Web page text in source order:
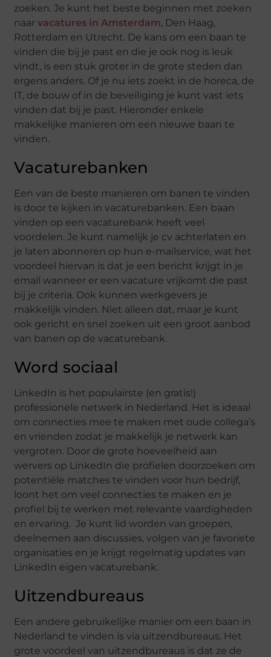
zoeken. Je kunt het beste beginnen met zoeken
naarvacatures in Amsterdam, Den Haag,
Rotterdam en Utrecht. De kans om een baan te
vinden die bij je past en die je ook nog is leuk
vindt, is een stuk groter in de grote steden dan
ergens anders. Of je nu iets zoekt in de horeca, de
IT, de bouw of in de beveiliging je kunt vast iets
vinden dat bij je past. Hieronder enkele
makkelijke manieren om een nieuwe baan te
vinden.
Vacaturebanken
Een van de beste manieren om banen te vinden
is door te kijken in vacaturebanken. Een baan
vinden op een vacaturebank heeft veel
voordelen. Je kunt namelijk je cv achterlaten en
je laten abonneren op hun e-mailservice, wat het
voordeel hiervan is dat je een bericht krijgt in je
email wanneer er een vacature vrijkomt die past
bij je criteria. Ook kunnen werkgevers je
makkelijk vinden. Niet alleen dat, maar je kunt
ook gericht en snel zoeken uit een groot aanbod
van banen op de vacaturebank.
Word sociaal
LinkedIn is het populairste (en gratis!)
professionele netwerk in Nederland. Het is ideaal
om connecties mee te maken met oude collega’s
en vrienden zodat je makkelijk je netwerk kan
vergroten. Door de grote hoeveelheid aan
wervers op LinkedIn die profielen doorzoeken om
potentiële matches te vinden voor hun bedrijf,
loont het om veel connecties te maken en je
profiel bij te werken met relevante vaardigheden
en ervaring. Je kunt lid worden van groepen,
deelnemen aan discussies, volgen van je favoriete
organisaties en je krijgt regelmatig updates van
LinkedIn eigen vacaturebank.
Uitzendbureaus
Een andere gebruikelijke manier om een baan in
Nederland te vinden is via uitzendbureaus. Het
grote voordeel van uitzendbureaus is dat ze de